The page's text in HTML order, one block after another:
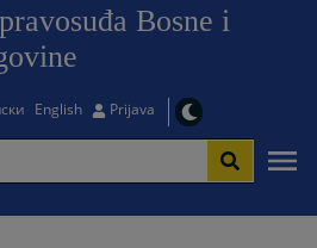
Bosne i
English Prijava